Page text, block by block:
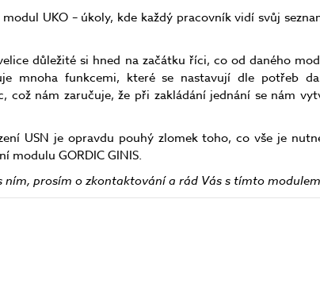
UKO – úkoly, kde každý pracovník vidí svůj
důležité si hned na začátku říci, co od daného
mnoha funkcemi, které se nastavují dle potřeb
což nám zaručuje, že při zakládání jednání se nám
USN je opravdu pouhý zlomek toho, co vše je
modulu GORDIC GINIS.
prosím o zkontaktování a rád Vás s tímto